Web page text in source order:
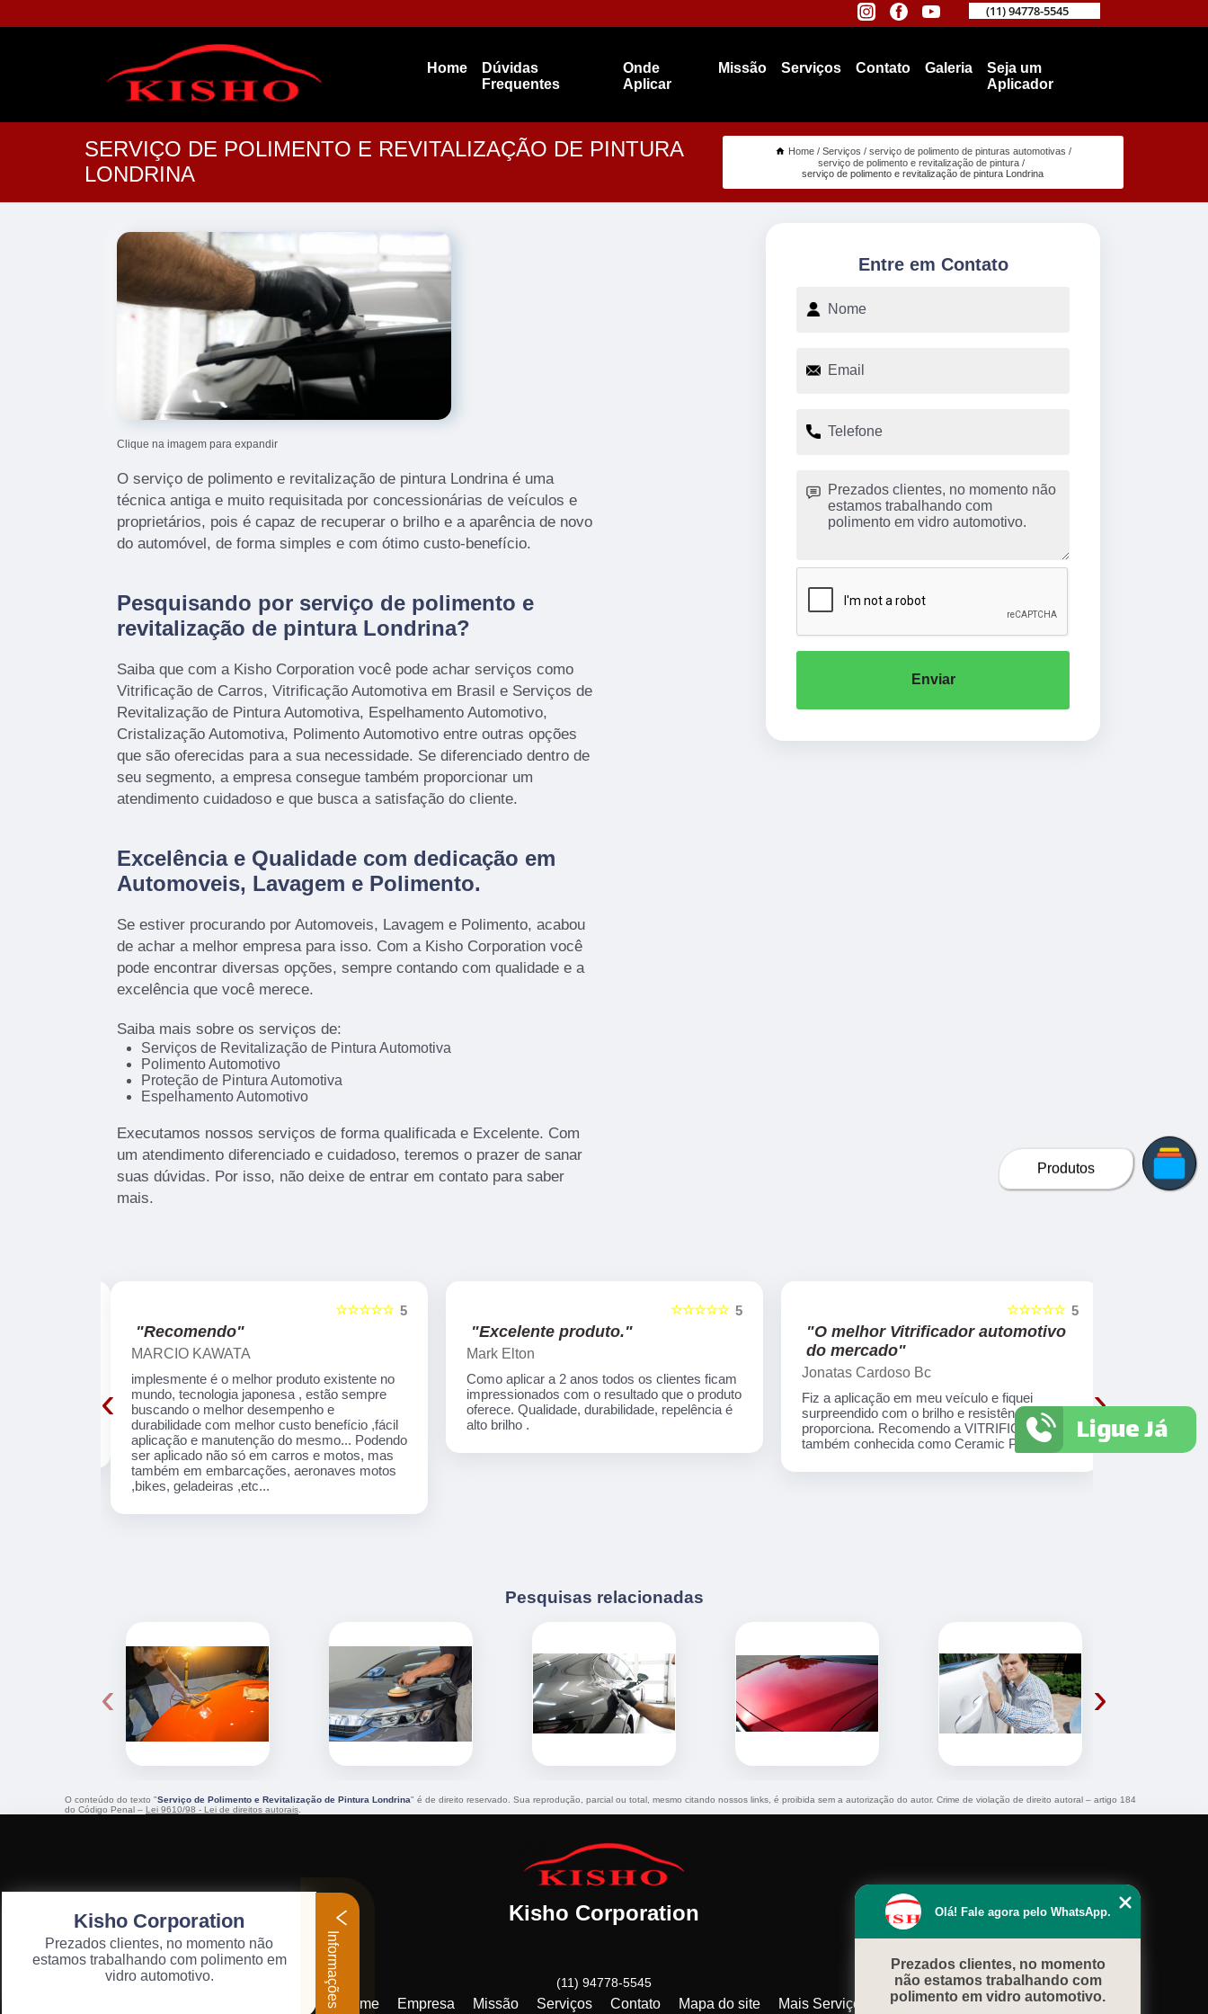
(11) 94778-5545
Home
Dúvidas
Frequentes
Onde
Aplicar
Missão Serviços Contato Galeria
Seja um
Aplicador
SERVIÇO DE POLIMENTO E REVITALIZAÇÃO DE PINTURA
LONDRINA
Home Serviços
serviço de polimento de pinturas automotivas
serviço de polimento e revitalização de pintura
serviço de polimento e revitalização de pintura Londrina
Clique na imagem para expandir
O serviço de polimento e revitalização de pintura Londrina é uma
técnica antiga e muito requisitada por concessionárias de veículos e
proprietários, pois é capaz de recuperar o brilho e a aparência de novo
do automóvel, de forma simples e com ótimo custo-benefício.
Pesquisando por serviço de polimento e
revitalização de pintura Londrina?
Saiba que com a Kisho Corporation você pode achar serviços como
Vitrificação de Carros, Vitrificação Automotiva em Brasil e Serviços de
Revitalização de Pintura Automotiva, Espelhamento Automotivo,
Cristalização Automotiva, Polimento Automotivo entre outras opções
que são oferecidas para a sua necessidade. Se diferenciado dentro de
seu segmento, a empresa consegue também proporcionar um
atendimento cuidadoso e que busca a satisfação do cliente.
Excelência e Qualidade com dedicação em
Automoveis, Lavagem e Polimento.
Se estiver procurando por Automoveis, Lavagem e Polimento, acabou
de achar a melhor empresa para isso. Com a Kisho Corporation você
pode encontrar diversas opções, sempre contando com qualidade e a
excelência que você merece.
Saiba mais sobre os serviços de:
Serviços de Revitalização de Pintura Automotiva
Polimento Automotivo
Proteção de Pintura Automotiva
Espelhamento Automotivo
Executamos nossos serviços de forma qualificada e Excelente. Com
um atendimento diferenciado e cuidadoso, teremos o prazer de sanar
suas dúvidas. Por isso, não deixe de entrar em contato para saber
mais.
Entre em Contato
Enviar
5
☆☆☆☆☆
"Recomendo"
MARCIO KAWATA
implesmente é o melhor produto existente no
mundo, tecnologia japonesa , estão sempre
buscando o melhor desempenho e
durabilidade com melhor custo benefício ,fácil
aplicação e manutenção do mesmo... Podendo
ser aplicado não só em carros e motos, mas
também em embarcações, aeronaves motos
,bikes, geladeiras ,etc...
5
☆☆☆☆☆
"Excelente produto."
Mark Elton
Como aplicar a 2 anos todos os clientes ficam
impressionados com o resultado que o produto
oferece. Qualidade, durabilidade, repelência é
alto brilho .
5
☆☆☆☆☆
"O melhor Vitrificador automotivo
do mercado"
Jonatas Cardoso Bc
Fiz a aplicação em meu veículo e fiquei
surpreendido com o brilho e resistência que
proporciona. Recomendo a VITRIFICAÇÃO
também conhecida como Ceramic Protection
carros,
por
Feedback
totalmente
‹ ›
Pesquisas relacionadas
‹ ›
O conteúdo do texto "Serviço de Polimento e Revitalização de Pintura Londrina" é de direito reservado. Sua reprodução, parcial ou total, mesmo citando nossos links, é proibida sem a autorização do autor. Crime de violação de direito autoral – artigo 184
do Código Penal – Lei 9610/98 - Lei de direitos autorais
Kisho Corporation
(11) 94778-5545
Home Empresa Missão Serviços Contato Mapa do site Mais Serviços
Olá! Fale agora pelo WhatsApp.
Prezados clientes, no momento
não estamos trabalhando com
polimento em vidro automotivo.
Kisho Corporation
Prezados clientes, no momento não
estamos trabalhando com polimento em
vidro automotivo.
Informações
Produtos
Ligue Já